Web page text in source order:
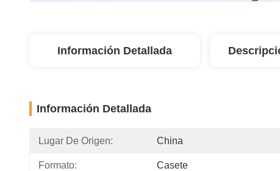
Información Detallada
Información Detallada
Lugar De Origen: China
Formato: Casete